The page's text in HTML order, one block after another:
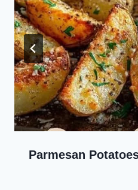
Parmesan